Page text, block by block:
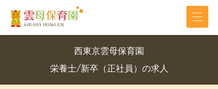
西東京雲母保育園
栄養士/新卒（正社員）の求人